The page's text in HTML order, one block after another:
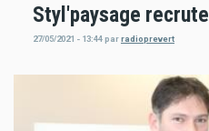
Styl'paysage recrute
27/05/2021 - 13:44parradioprevert